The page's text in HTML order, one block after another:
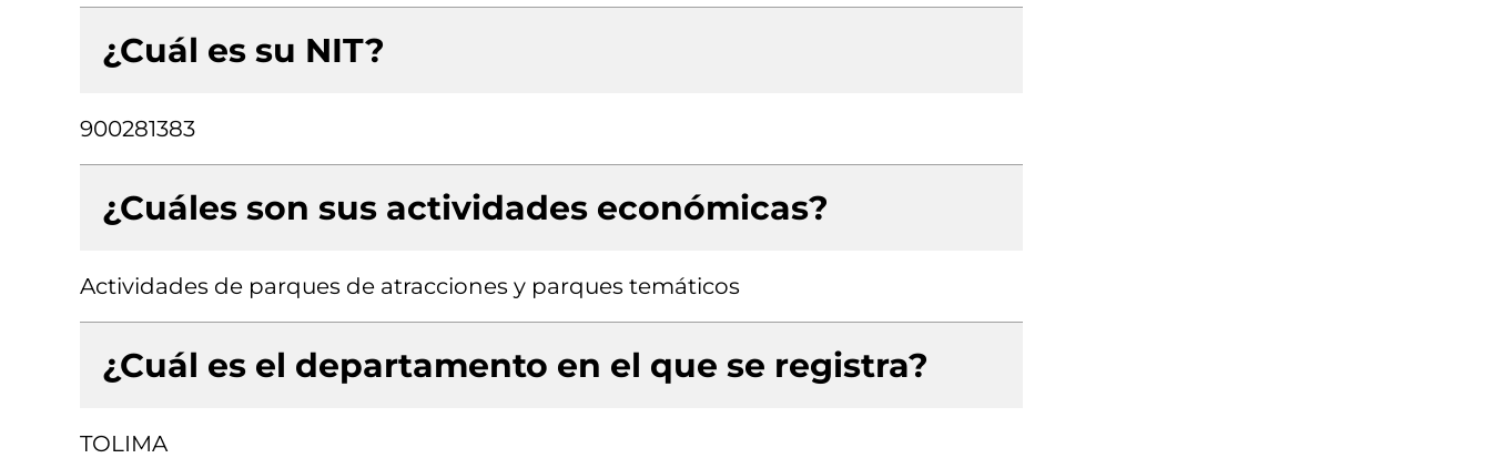
¿Cuál es su NIT?
900281383
¿Cuáles son sus actividades económicas?
Actividades de parques de atracciones y parques temáticos
¿Cuál es el departamento en el que se registra?
TOLIMA